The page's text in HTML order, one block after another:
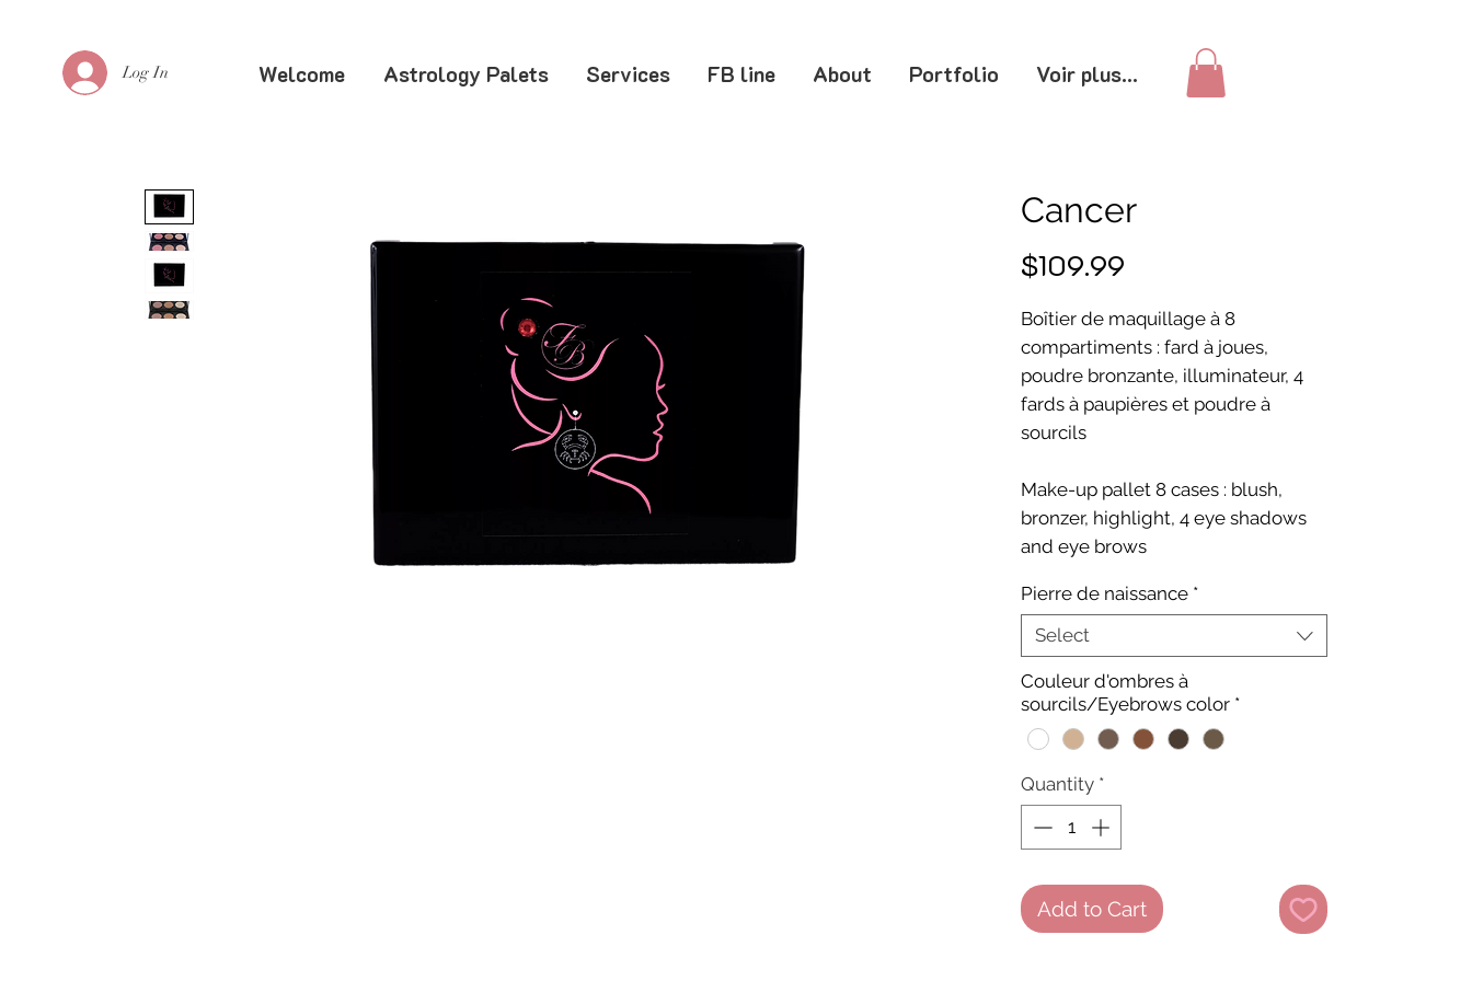
Welcome Astrology Palets Services FB line About Portfolio Voir plus...
Log In
Cancer
$109.99
Boîtier de maquillage à 8
compartiments : fard à joues,
poudre bronzante, illuminateur, 4
fards à paupières et poudre à
sourcils
Make-up pallet 8 cases : blush,
bronzer, highlight, 4 eye shadows
and eye brows
Pierre de naissance *
Select
Couleur d'ombres à
sourcils/Eyebrows color *
Quantity *
Add to Cart